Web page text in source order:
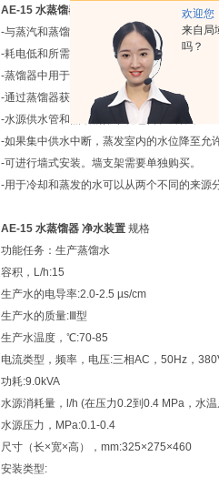
欢迎您
来自局
吗？
AE-15 水蒸馏器 净水装置
-与蒸汽和蒸馏水接触的节点和零件由AISI
-耗电低和所需供水量少
-蒸馏器中用于蒸发的水位是自动保持的。
-通过蒸馏器获得25 - 40°C温度的蒸馏物的可
-水源供水管和蒸馏物排放管包含在套件中
-如果集中供水中断，蒸发室内的水位降至允
-可进行墙式安装。墙支架需要单独购买。
-用于冷却和蒸发的水可以从两个不同的来源
AE-15 水蒸馏器 净水装置 规格
功能任务：生产蒸馏水
容积，L/h:15
生产水的电导率:2.0-2.5 µs/cm
生产水的质量:Ⅲ型
生产水温度，℃:70-85
电流类型，频率，电压:三相AC，50Hz，
功耗:9.0kVA
水源消耗量，l/h (在压力0.2到0.4 MPa，水
水源压力，MPa:0.1-0.4
尺寸（长×宽×高），mm:325×275×460
安装类型: